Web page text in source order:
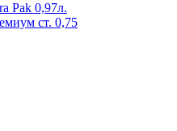
Pak 0,97л.
ст. 0,75